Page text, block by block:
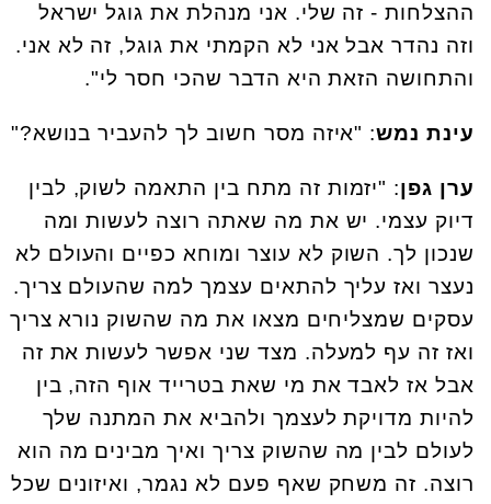
ההצלחות - זה שלי. אני מנהלת את גוגל ישראל
וזה נהדר אבל אני לא הקמתי את גוגל, זה לא אני.
והתחושה הזאת היא הדבר שהכי חסר לי".
עינת נמש: "איזה מסר חשוב לך להעביר בנושא?"
ערן גפן: "יזמות זה מתח בין התאמה לשוק, לבין
דיוק עצמי. יש את מה שאתה רוצה לעשות ומה
שנכון לך. השוק לא עוצר ומוחא כפיים והעולם לא
נעצר ואז עליך להתאים עצמך למה שהעולם צריך.
עסקים שמצליחים מצאו את מה שהשוק נורא צריך
ואז זה עף למעלה. מצד שני אפשר לעשות את זה
אבל אז לאבד את מי שאת בטרייד אוף הזה, בין
להיות מדויקת לעצמך ולהביא את המתנה שלך
לעולם לבין מה שהשוק צריך ואיך מבינים מה הוא
רוצה. זה משחק שאף פעם לא נגמר, ואיזונים שכל